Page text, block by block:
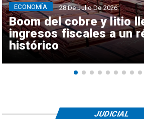
Boom del cobre y litio
ingresos fiscales a un
histórico
ECONOMÍA 28 De Julio De 2026
JUDICIAL